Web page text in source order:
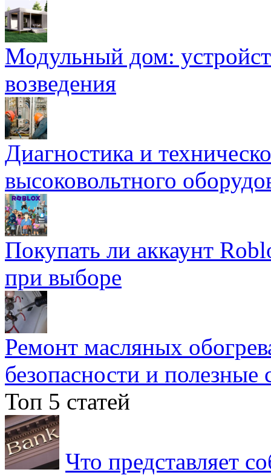
Модульный дом:
возведения
Диагностика и
высоковольтного
Покупать ли аккаунт
при выборе
Ремонт масляных
безопасности и полезные
Топ 5 статей
Что представляет